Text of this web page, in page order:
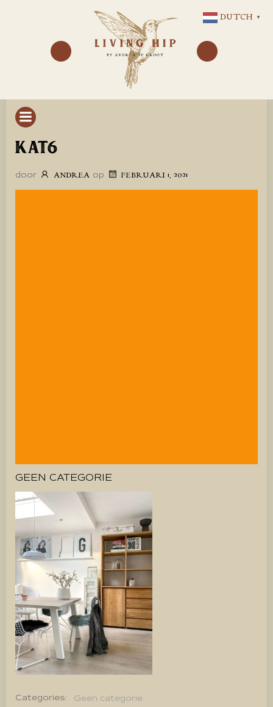
NAAR
DE
INHOUD
KAT6
door ANDREA op FEBRUARI 1, 2021
GEEN CATEGORIE
Categories:
Geen categorie
DUTCH ▼